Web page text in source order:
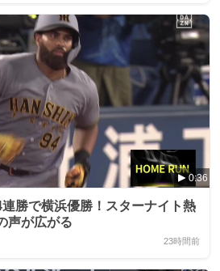
0:36
勝で横浜優勝！スターナイト熱
声が広がる
23時間前